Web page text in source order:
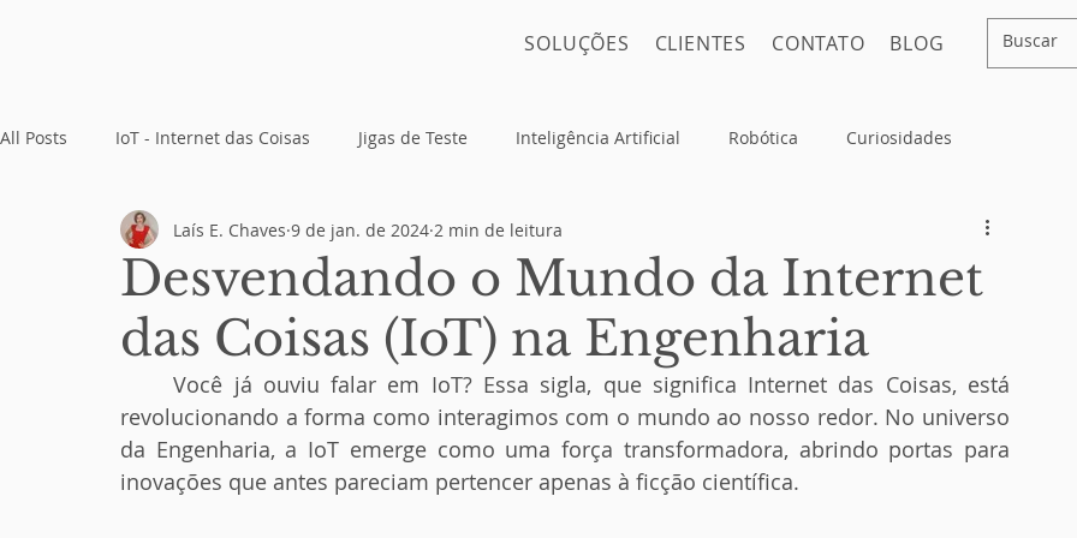
SOLUÇÕES CLIENTES CONTATO BLOG
All Posts IoT - Internet das Coisas Jigas de Teste Inteligência Artificial Robótica Curiosidades
Placas Eletrônicas
Desvendando o Mundo da Internet
das Coisas (IoT) na Engenharia
Laís E. Chaves 9 de jan. de 2024 2 min de leitura
	Você já ouviu falar em IoT? Essa sigla, que significa Internet das Coisas, está
revolucionando a forma como interagimos com o mundo ao nosso redor. No universo
da Engenharia, a IoT emerge como uma força transformadora, abrindo portas para
inovações que antes pareciam pertencer apenas à ficção científica.